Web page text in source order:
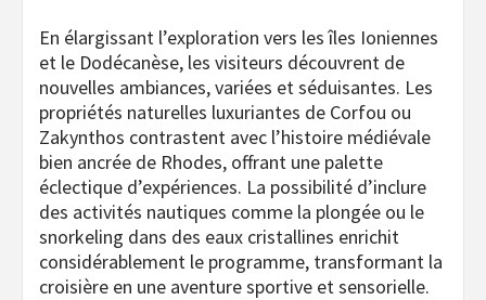
En élargissant l’exploration vers les îles Ioniennes
et le Dodécanèse, les visiteurs découvrent de
nouvelles ambiances, variées et séduisantes. Les
propriétés naturelles luxuriantes de Corfou ou
Zakynthos contrastent avec l’histoire médiévale
bien ancrée de Rhodes, offrant une palette
éclectique d’expériences. La possibilité d’inclure
des activités nautiques comme la plongée ou le
snorkeling dans des eaux cristallines enrichit
considérablement le programme, transformant la
croisière en une aventure sportive et sensorielle.